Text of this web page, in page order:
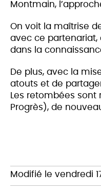
Montmain,
On voit la maîtrise
avec ce partenariat,
dans la
De plus, avec la
atouts et de
Les retombées sont
Progrès), de
Modifié le vendredi